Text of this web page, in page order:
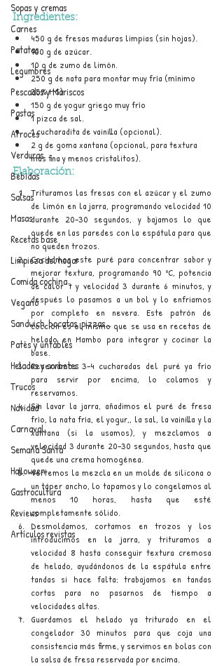
Sopas y cremas
Carnes
Patatas
Legumbres
Pescados y Mariscos
Pastas
Arroces
Verduras
Bebidas
Salsas
Masas
Recetas base
Limpieza del hogar
Comida cochina
Vegano
Sandwich, bocatas, pizzas...
Patés y untables
Helados y sorbetes
Trucos
Navidad
Carnaval
Semana Santa
Halloween
Gastrocultura
Reviews
Artículos revistas
Ingredientes:
450 g de fresas maduras limpias (sin hojas).
100 g de azúcar.
10 g de zumo de limón.
250 g de nata para montar muy fría (mínimo
35% MG).
150 g de yogur griego muy frío
1 pizca de sal.
1 cucharadita de vainilla (opcional).
2 g de goma xantana (opcional, para textura
más fina y menos cristalitos).
Elaboración:
Trituramos las fresas con el azúcar y el zumo
de limón en la jarra, programando velocidad 10
durante 20–30 segundos, y bajamos lo que
quede en las paredes con la espátula para que
no queden trozos.
Cocinamos este puré para concentrar sabor y
mejorar textura, programando 90 ºC, potencia
de calor 7 y velocidad 3 durante 6 minutos, y
después lo pasamos a un bol y lo enfriamos
por completo en nevera. Este patrón de
cocción es el mismo que se usa en recetas de
helado en Mambo para integrar y cocinar la
base.
Reservamos 3–4 cucharadas del puré ya frío
para servir por encima, lo colamos y
reservamos.
Sin lavar la jarra, añadimos el puré de fresa
frío, la nata fría, el yogur,, la sal, la vainilla y la
xantana (si la usamos), y mezclamos a
velocidad 3 durante 20–30 segundos, hasta que
quede una crema homogénea.
Vertemos la mezcla en un molde de silicona o
un táper ancho, lo tapamos y lo congelamos al
menos 10 horas, hasta que esté
completamente sólido.
Desmoldamos, cortamos en trozos y los
introducimos en la jarra, y trituramos a
velocidad 8 hasta conseguir textura cremosa
de helado, ayudándonos de la espátula entre
tandas si hace falta; trabajamos en tandas
cortas para no pasarnos de tiempo a
velocidades altas.
Guardamos el helado ya triturado en el
congelador 30 minutos para que coja una
consistencia más firme, y servimos en bolas con
la salsa de fresa reservada por encima.